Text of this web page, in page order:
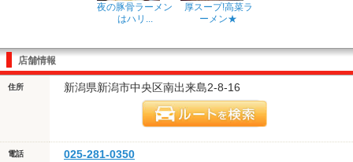
夜の豚骨ラーメン
はハリ...
厚スープ!高菜ラ
ーメン★
店舗情報
住所 新潟県新潟市中央区南出来島2-8-16
電話 025-281-0350